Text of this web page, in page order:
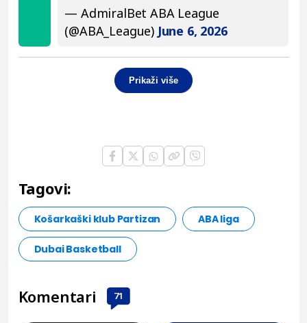
— AdmiralBet ABA League
(@ABA_League) June 6, 2026
Prikaži više
Tagovi:
Košarkaški klub Partizan ABA liga
Dubai Basketball
Komentari 71